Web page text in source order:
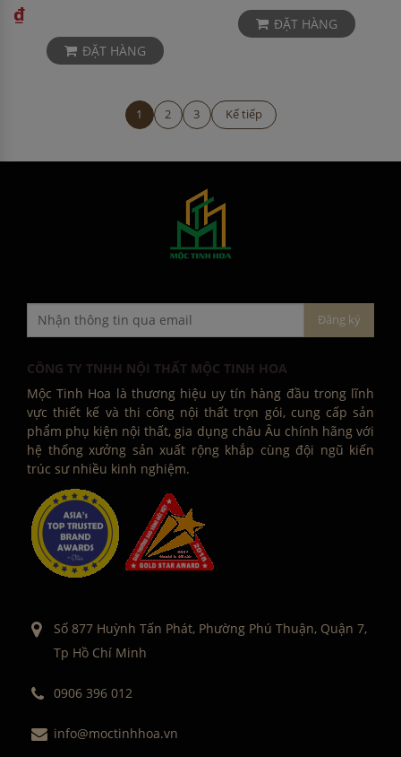
₫
ĐẶT HÀNG
ĐẶT HÀNG
1 2 3 Kế tiếp
CÔNG TY TNHH NỘI THẤT MỘC TINH HOA
Mộc Tinh Hoa là thương hiệu uy tín hàng đầu trong lĩnh
vực thiết kế và thi công nội thất trọn gói, cung cấp sản
phẩm phụ kiện nội thất, gia dụng châu Âu chính hãng với
hệ thống xưởng sản xuất rộng khắp cùng đội ngũ kiến
trúc sư nhiều kinh nghiệm.
Số 877 Huỳnh Tấn Phát, Phường Phú Thuận, Quận 7,
Tp Hồ Chí Minh
0906 396 012
info@moctinhhoa.vn